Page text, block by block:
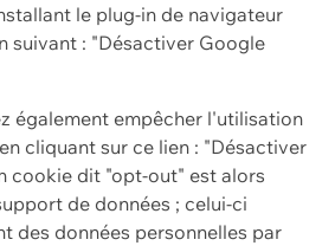
le plug-in de navigateur
suivant : "Désactiver Google
également empêcher l'utilisation
cliquant sur ce lien : "Désactiver
cookie dit "opt-out" est alors
de données ; celui-ci
des données personnelles par